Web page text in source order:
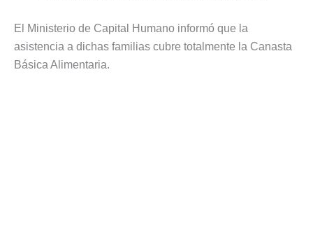
El Ministerio de Capital Humano informó que la
asistencia a dichas familias cubre totalmente la Canasta
Básica Alimentaria.